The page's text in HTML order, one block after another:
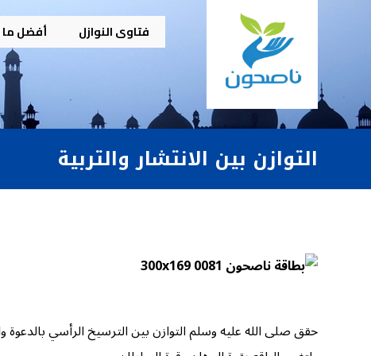
فتاوى النوازل أفضل ما
التوازن بين الانتشار والتربية
حقق صلى الله عليه وسلم التوازن بين الترسيخ الرأسي بالدعوة